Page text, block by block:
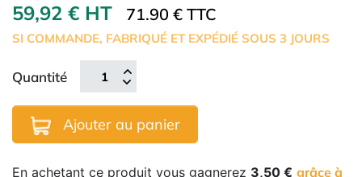
59,92 € HT 71.90 € TTC
SI COMMANDE, FABRIQUÉ ET EXPÉDIÉ SOUS 3 JOURS
Quantité
Ajouter au panier
En achetant ce produit vous gagnerez 3,50 € grâce à